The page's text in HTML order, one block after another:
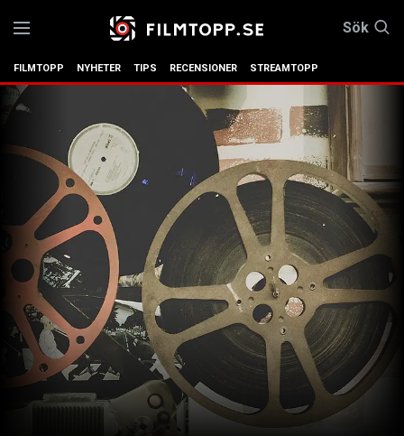
Sök
FILMTOPP NYHETER TIPS RECENSIONER STREAMTOPP